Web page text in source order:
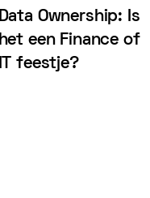
Data Ownership: Is
het een Finance of
IT feestje?